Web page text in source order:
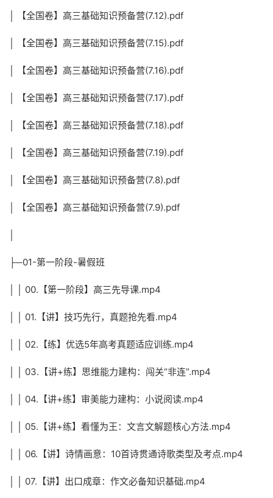
│ 【全国卷】高三基础知识预备营(7.12).pdf
│ 【全国卷】高三基础知识预备营(7.15).pdf
│ 【全国卷】高三基础知识预备营(7.16).pdf
│ 【全国卷】高三基础知识预备营(7.17).pdf
│ 【全国卷】高三基础知识预备营(7.18).pdf
│ 【全国卷】高三基础知识预备营(7.19).pdf
│ 【全国卷】高三基础知识预备营(7.8).pdf
│ 【全国卷】高三基础知识预备营(7.9).pdf
├─01-第一阶段-暑假班
│ │ 00.【第一阶段】高三先导课.mp4
│ │ 01.【讲】技巧先行，真题抢先看.mp4
│ │ 02.【练】优选5年高考真题适应训练.mp4
│ │ 03.【讲+练】思维能力建构：闯关“非连”.mp4
│ │ 04.【讲+练】审美能力建构：小说阅读.mp4
│ │ 05.【讲+练】看懂为王：文言文解题核心方法.mp4
│ │ 06.【讲】诗情画意：10首诗贯通诗歌类型及考点.mp4
│ │ 07.【讲】出口成章：作文必备知识基础.mp4